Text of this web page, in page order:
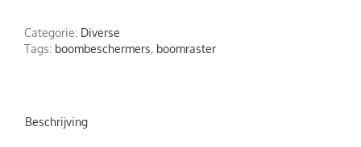
Categorie: Diverse
Tags: boombeschermers, boomraster
Beschrijving